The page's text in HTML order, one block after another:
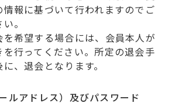
情報に基づいて行われますのでご
。
を希望する場合には、会員本人が
を行ってください。所定の退会手
、退会となります。
ルアドレス）及びパスワード